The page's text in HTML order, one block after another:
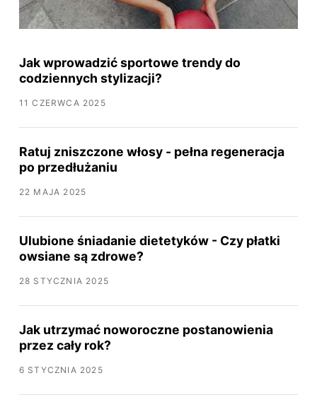
Jak wprowadzić sportowe trendy do
codziennych stylizacji?
11 CZERWCA 2025
Ratuj zniszczone włosy - pełna regeneracja
po przedłużaniu
22 MAJA 2025
Ulubione śniadanie dietetyków - Czy płatki
owsiane są zdrowe?
28 STYCZNIA 2025
Jak utrzymać noworoczne postanowienia
przez cały rok?
6 STYCZNIA 2025